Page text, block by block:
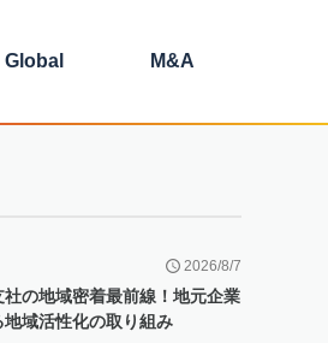
Global M&A
2026/8/7
社の地域密着最前線！地元企業
地域活性化の取り組み